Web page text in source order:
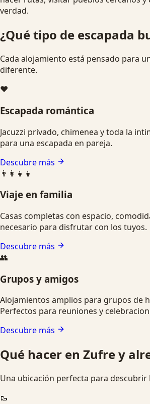
verdad.
¿Qué tipo de escapada
Cada alojamiento está pensado para
diferente.
❤️
Escapada romántica
Jacuzzi privado, chimenea y toda la
para una escapada en pareja.
Descubre más
👨‍👩‍👧‍👦
Viaje en familia
Casas completas con espacio,
necesario para disfrutar con los tuyos.
Descubre más
👥
Grupos y amigos
Alojamientos amplios para grupos de
Perfectos para reuniones y
Descubre más
Qué hacer en Zufre y
Una ubicación perfecta para descubrir
🥾